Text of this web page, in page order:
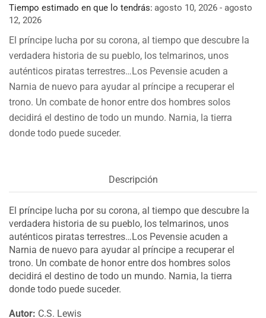
Tiempo estimado en que lo tendrás: agosto 10, 2026 - agosto
12, 2026
El príncipe lucha por su corona, al tiempo que descubre la
verdadera historia de su pueblo, los telmarinos, unos
auténticos piratas terrestres…Los Pevensie acuden a
Narnia de nuevo para ayudar al príncipe a recuperar el
trono. Un combate de honor entre dos hombres solos
decidirá el destino de todo un mundo. Narnia, la tierra
donde todo puede suceder.
Descripción
El príncipe lucha por su corona, al tiempo que descubre la
verdadera historia de su pueblo, los telmarinos, unos
auténticos piratas terrestres…Los Pevensie acuden a
Narnia de nuevo para ayudar al príncipe a recuperar el
trono. Un combate de honor entre dos hombres solos
decidirá el destino de todo un mundo. Narnia, la tierra
donde todo puede suceder.
Autor: C.S. Lewis